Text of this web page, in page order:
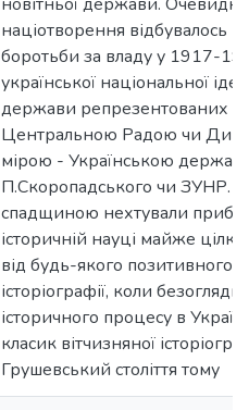
націотворення відбувалось
боротьби за владу у 1917-
української національної
держави репрезентованих
Центральною Радою чи
мірою - Українською
П.Скоропадського чи ЗУНР.
спадщиною нехтували
історичній науці майже
від будь-якого позитивного
історіографії, коли
історичного процесу в
класик вітчизняної
Грушевський століття тому